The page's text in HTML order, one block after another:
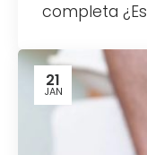
completa
21
JAN